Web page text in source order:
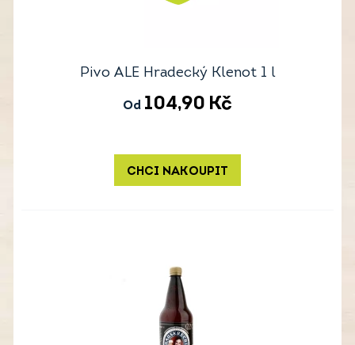
Pivo ALE Hradecký Klenot 1 l
Od 104,90 Kč
CHCI NAKOUPIT